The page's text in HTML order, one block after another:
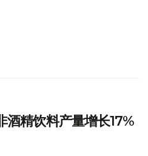
酒精饮料产量增长17%